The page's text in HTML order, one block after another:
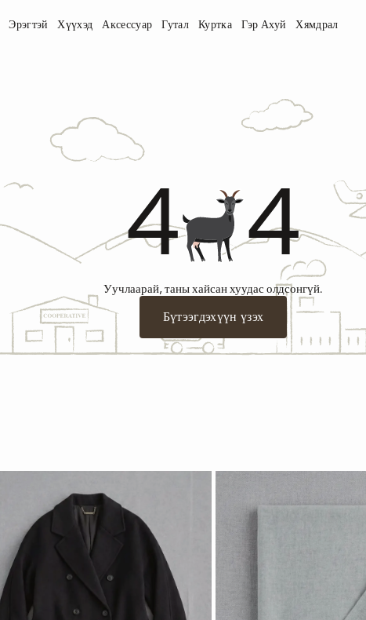
Эрэгтэй Хүүхэд Аксессуар Гутал Куртка Гэр Ахуй Хямдрал
4 4
Уучлаарай, таны хайсан хуудас олдсонгүй.
Бүтээгдэхүүн үзэх